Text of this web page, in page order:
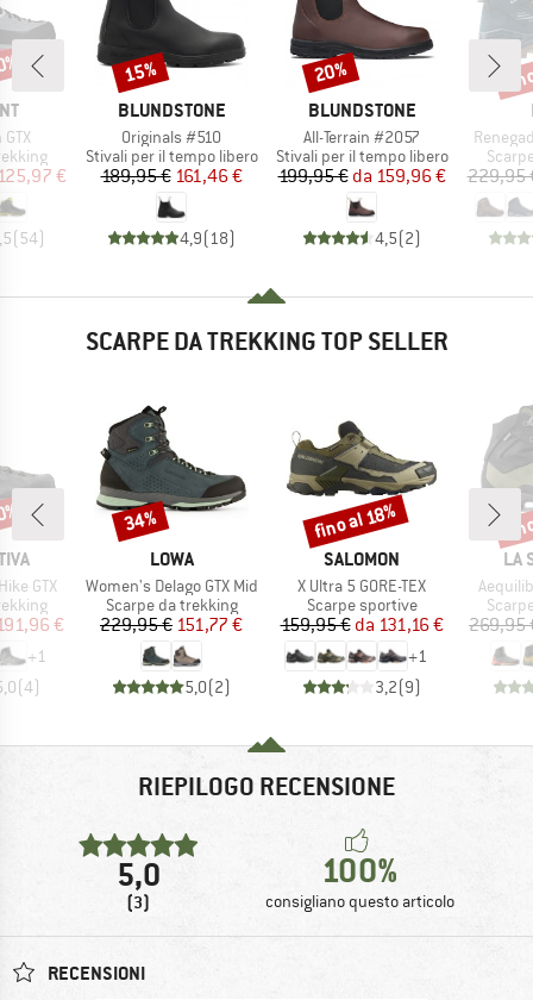
ridotto
€
(54)
MARCHIO
BLUNDSTONE
Articolo
Originals #510
Gruppo di prodotti
Stivali per il tempo libero
Prezzo
189,95 €Prezzo ridotto
161,46 €
4,9(18)
Sconto
15%
MARCHIO
BLUNDSTONE
Articolo
All-Terrain #2057
Gruppo di prodotti
Stivali per il tempo libero
Prezzo
199,95 € Prezzo ridotto
da 159,96 €
4,5(2)
Sconto
20%
Articolo
229,95
SCARPE DA TREKKING TOP SELLER
GTX
ridotto
€
+1
(4)
MARCHIO
LOWA
Articolo
Women's Delago GTX Mid
Gruppo di prodotti
Scarpe da trekking
Prezzo
229,95 €Prezzo ridotto
151,77 €
5,0(2)
Sconto
34%
MARCHIO
SALOMON
Articolo
X Ultra 5 GORE-TEX
Gruppo di prodotti
Scarpe sportive
Prezzo
159,95 € Prezzo ridotto
da 131,16 €
+1
3,2(9)
Sconto
fino al 18%
LA
Articolo
269,95
RIEPILOGO RECENSIONE
5,0
(3)
100%
consigliano questo articolo
RECENSIONI